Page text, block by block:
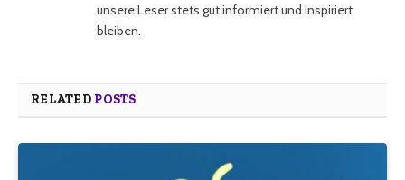
unsere Leser stets gut informiert und inspiriert
bleiben.
RELATED POSTS